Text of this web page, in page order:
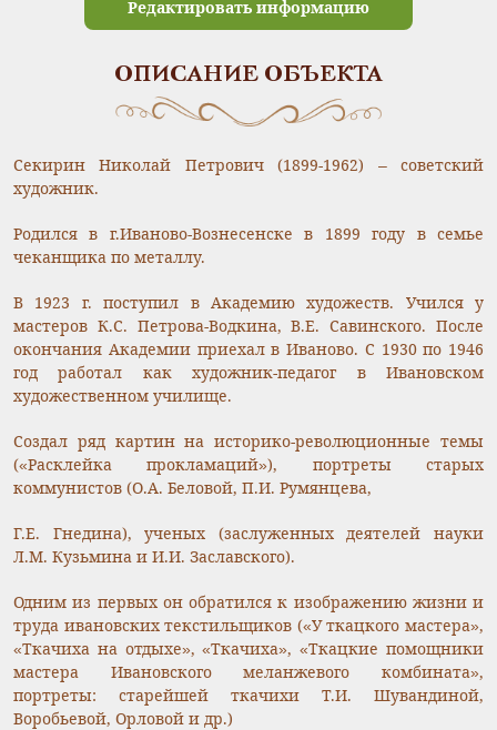
Редактировать информацию
ОПИСАНИЕ ОБЪЕКТА
Секирин Николай Петрович (1899-1962) – советский
художник.
Родился в г.Иваново-Вознесенске в 1899 году в семье
чеканщика по металлу.
В 1923 г. поступил в Академию художеств. Учился у
мастеров К.С. Петрова-Водкина, В.Е. Савинского. После
окончания Академии приехал в Иваново. С 1930 по 1946
год работал как художник-педагог в Ивановском
художественном училище.
Создал ряд картин на историко-революционные темы
(«Расклейка прокламаций»), портреты старых
коммунистов (О.А. Беловой, П.И. Румянцева,
Г.Е. Гнедина), ученых (заслуженных деятелей науки
Л.М. Кузьмина и И.И. Заславского).
Одним из первых он обратился к изображению жизни и
труда ивановских текстильщиков («У ткацкого мастера»,
«Ткачиха на отдыхе», «Ткачиха», «Ткацкие помощники
мастера Ивановского меланжевого комбината»,
портреты: старейшей ткачихи Т.И. Шувандиной,
Воробьевой, Орловой и др.)